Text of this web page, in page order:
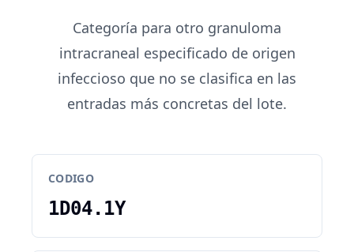
Categoría para otro granuloma
intracraneal especificado de origen
infeccioso que no se clasifica en las
entradas más concretas del lote.
CODIGO
1D04.1Y